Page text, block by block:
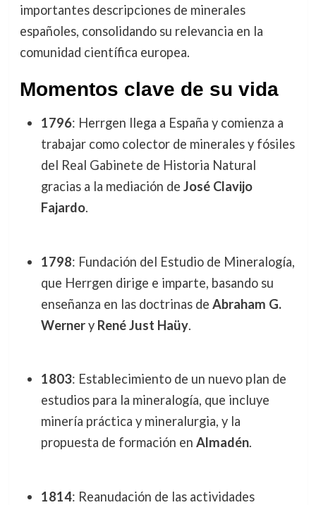
importantes descripciones de minerales
españoles, consolidando su relevancia en la
comunidad científica europea.
Momentos clave de su vida
1796: Herrgen llega a España y comienza a
trabajar como colector de minerales y fósiles
del Real Gabinete de Historia Natural
gracias a la mediación de José Clavijo
Fajardo.
1798: Fundación del Estudio de Mineralogía,
que Herrgen dirige e imparte, basando su
enseñanza en las doctrinas de Abraham G.
Wernery René Just Haüy.
1803: Establecimiento de un nuevo plan de
estudios para la mineralogía, que incluye
minería práctica y mineralurgia, y la
propuesta de formación en Almadén.
1814: Reanudación de las actividades